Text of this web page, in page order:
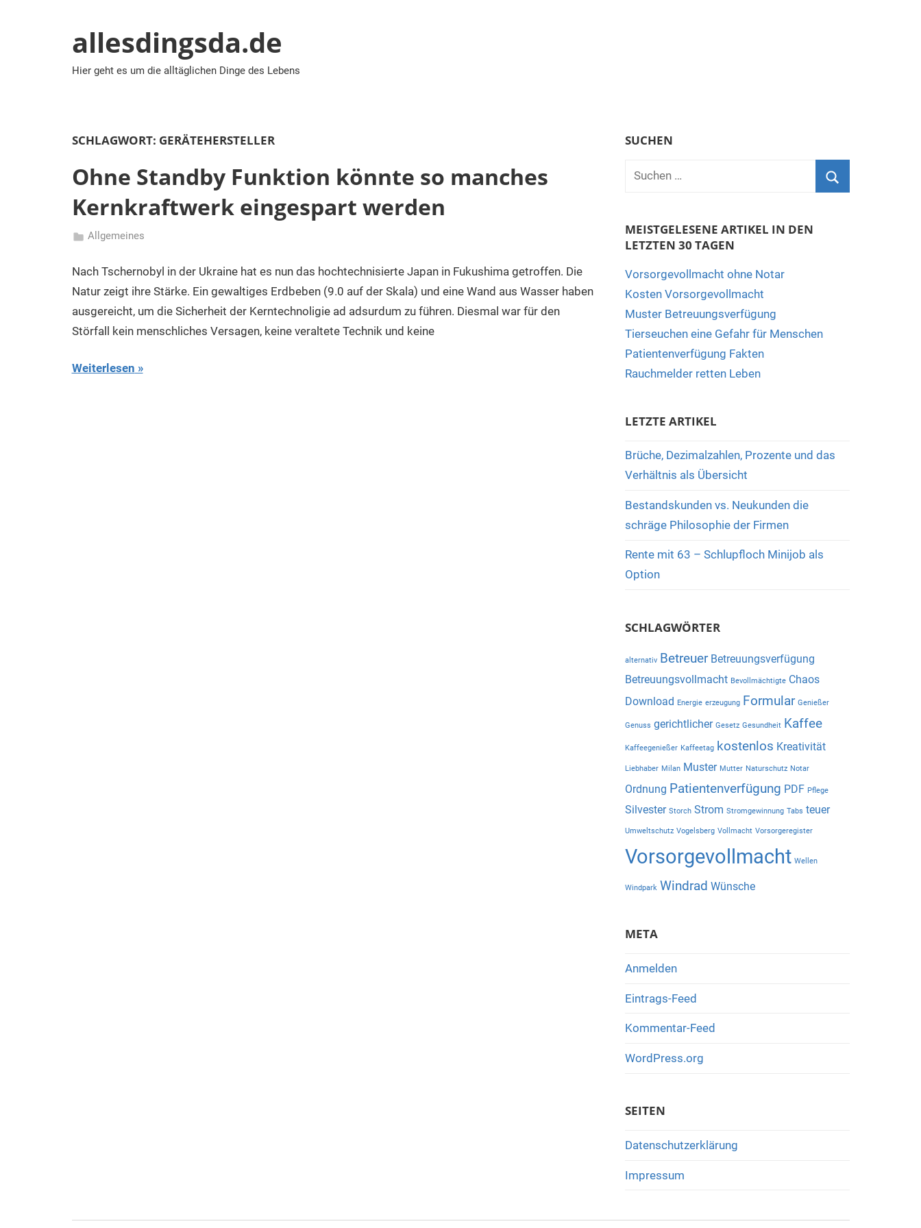
allesdingsda.de
Hier geht es um die alltäglichen Dinge des Lebens
SCHLAGWORT: GERÄTEHERSTELLER
Ohne Standby Funktion könnte so manches
Kernkraftwerk eingespart werden
Allgemeines
Nach Tschernobyl in der Ukraine hat es nun das hochtechnisierte Japan in Fukushima getroffen. Die
Natur zeigt ihre Stärke. Ein gewaltiges Erdbeben (9.0 auf der Skala) und eine Wand aus Wasser haben
ausgereicht, um die Sicherheit der Kerntechnoligie ad adsurdum zu führen. Diesmal war für den
Störfall kein menschliches Versagen, keine veraltete Technik und keine
Weiterlesen
SUCHEN
MEISTGELESENE ARTIKEL IN DEN
LETZTEN 30 TAGEN
Vorsorgevollmacht ohne Notar
Kosten Vorsorgevollmacht
Muster Betreuungsverfügung
Tierseuchen eine Gefahr für Menschen
Patientenverfügung Fakten
Rauchmelder retten Leben
LETZTE ARTIKEL
Brüche, Dezimalzahlen, Prozente und das
Verhältnis als Übersicht
Bestandskunden vs. Neukunden die
schräge Philosophie der Firmen
Rente mit 63 – Schlupfloch Minijob als
Option
SCHLAGWÖRTER
alternativ Betreuer Betreuungsverfügung
Betreuungsvollmacht Bevollmächtigte Chaos
Download Energie erzeugung Formular Genießer
Genuss gerichtlicher Gesetz Gesundheit Kaffee
Kaffeegenießer Kaffeetag kostenlos Kreativität
Liebhaber Milan Muster Mutter Naturschutz Notar
Ordnung Patientenverfügung PDF Pflege
Silvester Storch Strom Stromgewinnung Tabs teuer
Umweltschutz Vogelsberg Vollmacht Vorsorgeregister
Vorsorgevollmacht Wellen
Windpark Windrad Wünsche
META
Anmelden
Eintrags-Feed
Kommentar-Feed
WordPress.org
SEITEN
Datenschutzerklärung
Impressum